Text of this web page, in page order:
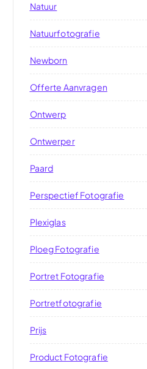
Natuur
Natuurfotografie
Newborn
Offerte Aanvragen
Ontwerp
Ontwerper
Paard
Perspectief Fotografie
Plexiglas
Ploeg Fotografie
Portret Fotografie
Portretfotografie
Prijs
Product Fotografie